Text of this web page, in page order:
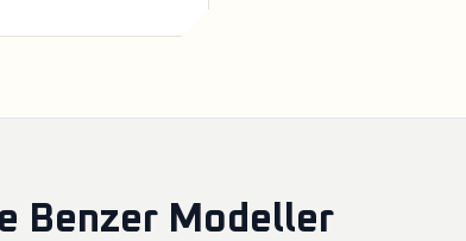
Benzer Modeller